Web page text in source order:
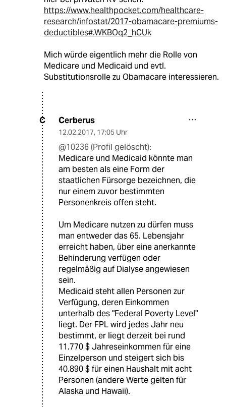
https://www.healthpocket.com/healthcare-
research/infostat/2017-obamacare-premiums-
deductibles#.WKBOq2_hCUk
Mich würde eigentlich mehr die Rolle von
Medicare und Medicaid und evtl.
Substitutionsrolle zu Obamacare interessieren.
C Cerberus
12.02.2017, 17:05 Uhr
@10236 (Profil gelöscht):
Medicare und Medicaid könnte man
am besten als eine Form der
staatlichen Fürsorge bezeichnen, die
nur einem zuvor bestimmten
Personenkreis offen steht.
Um Medicare nutzen zu dürfen muss
man entweder das 65. Lebensjahr
erreicht haben, über eine anerkannte
Behinderung verfügen oder
regelmäßig auf Dialyse angewiesen
sein.
Medicaid steht allen Personen zur
Verfügung, deren Einkommen
unterhalb des "Federal Poverty Level"
liegt. Der FPL wird jedes Jahr neu
bestimmt, er liegt derzeit bei rund
11.770 $ Jahreseinkommen für eine
Einzelperson und steigert sich bis
40.890 $ für einen Haushalt mit acht
Personen (andere Werte gelten für
Alaska und Hawaii).